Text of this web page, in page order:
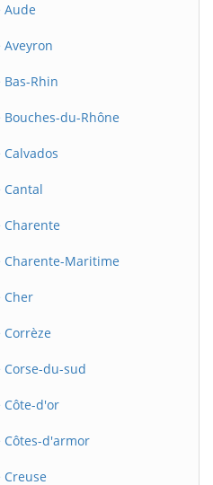
Aude
Rhin
du-Rhône
Charente-Maritime
Cher
du-sud
Côte-d'or
d'armor